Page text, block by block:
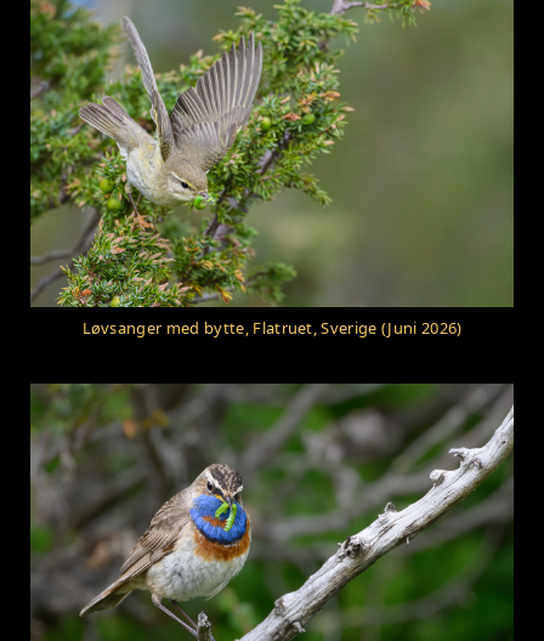
Løvsanger med bytte, Flatruet, Sverige (Juni 2026)